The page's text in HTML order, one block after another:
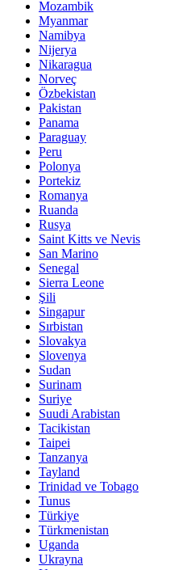
Mozambik
Myanmar
Namibya
Nijerya
Nikaragua
Norveç
Özbekistan
Pakistan
Panama
Paraguay
Peru
Polonya
Portekiz
Romanya
Ruanda
Rusya
Saint Kitts ve Nevis
San Marino
Senegal
Sierra Leone
Şili
Singapur
Sırbistan
Slovakya
Slovenya
Sudan
Surinam
Suriye
Suudi Arabistan
Tacikistan
Taipei
Tanzanya
Tayland
Trinidad ve Tobago
Tunus
Türkiye
Türkmenistan
Uganda
Ukrayna